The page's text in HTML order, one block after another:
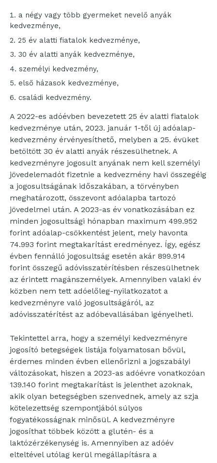
a négy vagy több gyermeket nevelő anyák
kedvezménye,
25 év alatti fiatalok kedvezménye,
30 év alatti anyák kedvezménye,
személyi kedvezmény,
első házasok kedvezménye,
családi kedvezmény.
A 2022-es adóévben bevezetett 25 év alatti fiatalok
kedvezménye után, 2023. január 1-től új adóalap-
kedvezmény érvényesíthető, melyben a 25. évüket
betöltött 30 év alatti anyák részesülhetnek. A
kedvezményre jogosult anyának nem kell személyi
jövedelemadót fizetnie a kedvezmény havi összegéig
a jogosultságának időszakában, a törvényben
meghatározott, összevont adóalapba tartozó
jövedelmei után. A 2023-as év vonatkozásában ez
minden jogosultsági hónapban maximum 499.952
forint adóalap-csökkentést jelent, mely havonta
74.993 forint megtakarítást eredményez. Így, egész
évben fennálló jogosultság esetén akár 899.914
forint összegű adóvisszatérítésben részesülhetnek
az érintett magánszemélyek. Amennyiben valaki év
közben nem tett adóelőleg-nyilatkozatot a
kedvezményre való jogosultságáról, az
adóvisszatérítést az adóbevallásában igényelheti.
Tekintettel arra, hogy a személyi kedvezményre
jogosító betegségek listája folyamatosan bővül,
érdemes minden évben ellenőrizni a jogszabályi
változásokat, hiszen a 2023-as adóévre vonatkozóan
139.140 forint megtakarítást is jelenthet azoknak,
akik olyan betegségben szenvednek, amely az szja
kötelezettség szempontjából súlyos
fogyatékosságnak minősül. A kedvezményre
jogosíthat többek között a glutén- és a
laktózérzékenység is. Amennyiben az adóév
elteltével utólag kerül megállapításra a